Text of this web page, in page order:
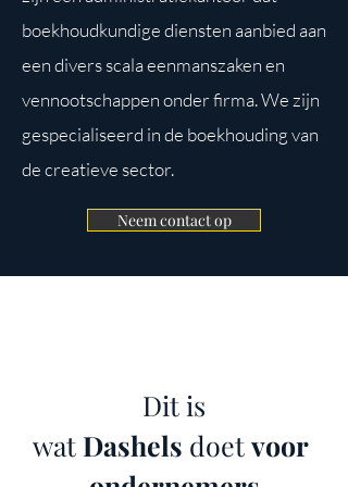
boekhoudkundige diensten aanbied aan
een divers scala eenmanszaken en
vennootschappen onder firma. We zijn
gespecialiseerd in de boekhouding van
de creatieve sector.
Neem contact op
Dit is
wat Dashels doetvoor